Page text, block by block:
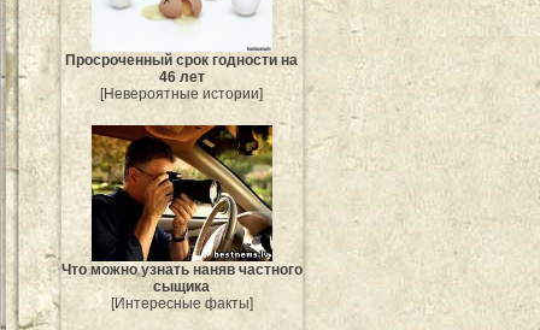
Просроченный срок годности на
46 лет
[Невероятные истории]
Что можно узнать наняв частного
сыщика
[Интересные факты]